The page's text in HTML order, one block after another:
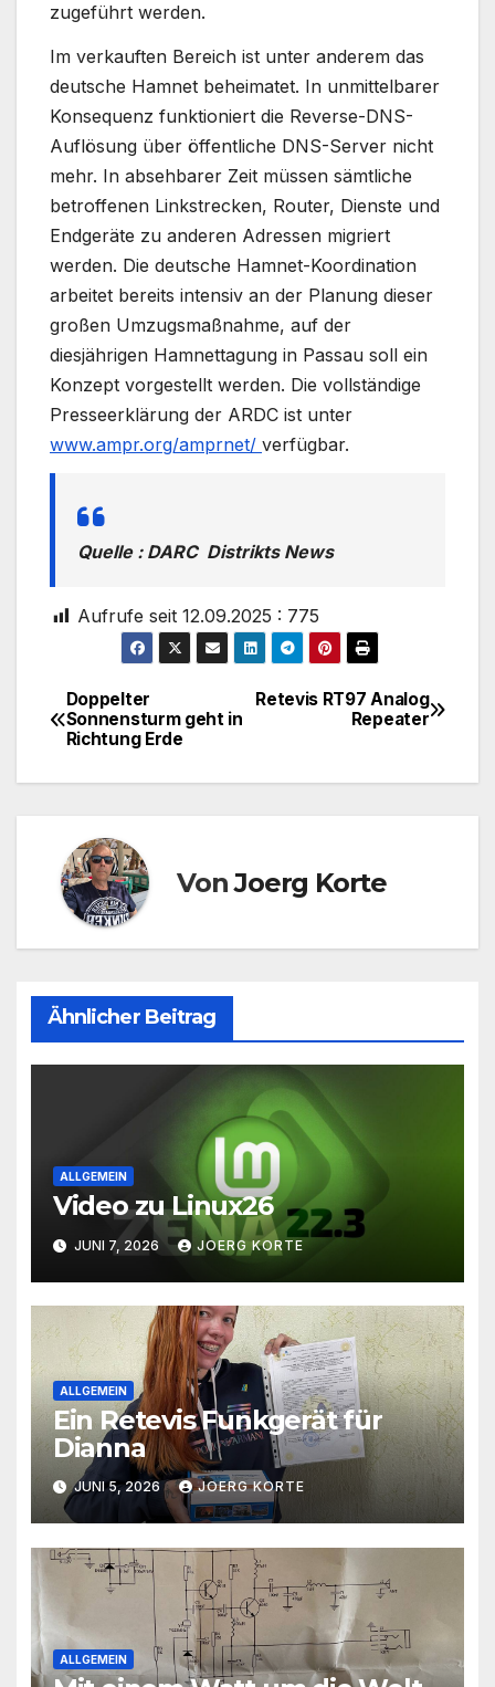
zugeführt werden.
Im verkauften Bereich ist unter anderem das
deutsche Hamnet beheimatet. In unmittelbarer
Konsequenz funktioniert die Reverse-DNS-
Auflösung über öffentliche DNS-Server nicht
mehr. In absehbarer Zeit müssen sämtliche
betroffenen Linkstrecken, Router, Dienste und
Endgeräte zu anderen Adressen migriert
werden. Die deutsche Hamnet-Koordination
arbeitet bereits intensiv an der Planung dieser
großen Umzugsmaßnahme, auf der
diesjährigen Hamnettagung in Passau soll ein
Konzept vorgestellt werden. Die vollständige
Presseerklärung der ARDC ist unter
www.ampr.org/amprnet/ verfügbar.
Quelle : DARC Distrikts News
Aufrufe seit 12.09.2025 : 775
Beitragsnavigation
Retevis RT97 Analog
Repeater
Doppelter
Sonnensturm geht in
Richtung Erde
VonJoerg Korte
Ähnlicher Beitrag
ALLGEMEIN
Video zu Linux26
JUNI 7, 2026 JOERG KORTE
ALLGEMEIN
Ein Retevis Funkgerät für
Dianna
JUNI 5, 2026 JOERG KORTE
ALLGEMEIN